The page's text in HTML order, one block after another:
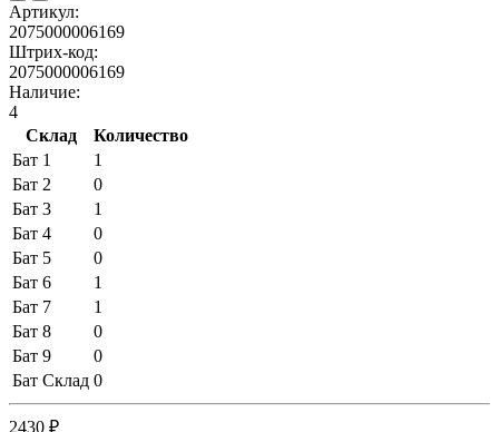
Артикул:
2075000006169
Штрих-код:
2075000006169
Наличие:
4
Склад
Количество
Бат 1
1
Бат 2
0
Бат 3
1
Бат 4
0
Бат 5
0
Бат 6
1
Бат 7
1
Бат 8
0
Бат 9
0
Бат Склад 0
2430 ₽